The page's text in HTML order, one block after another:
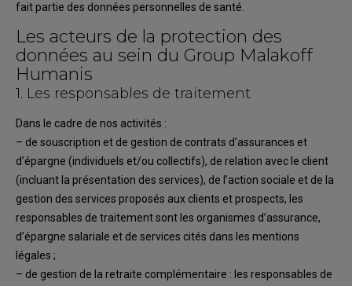
fait partie des données personnelles de santé.
Les acteurs de la protection des
données au sein du Group Malakoff
Humanis
1. Les responsables de traitement
Dans le cadre de nos activités :
– de souscription et de gestion de contrats d’assurances et
d’épargne (individuel s et/ou collectifs), de relation avec le client
(incluant la présentation des services), de l’action sociale et de la
gestion des services proposés aux clients et prospects, les
responsables de traitementsont les organismes d’assurance,
d’épargne salariale et de services cités dans les mentions
légales ;
– de gestion de la retraite complémentaire : les responsables de